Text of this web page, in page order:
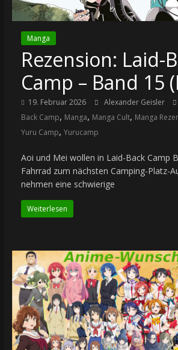
Manga
Rezension: Laid-
Camp – Band 15
19. Februar 2026 Alexander Geisler
Back Camp, Manga, Manga Cult, Manga
Yuru Camp, Yurucamp
Aoi und Mei wollen in Laid-Back Camp
Fahrrad zum nächsten Camping-Platz-
nehmen eine schwierige
Weiterlesen